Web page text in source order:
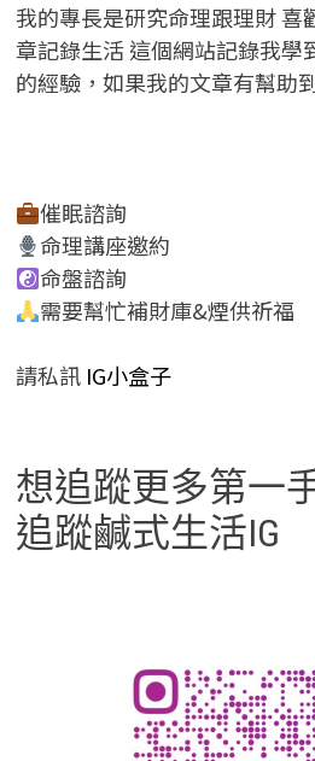
我的專長是研究命理跟理財 喜
章記錄生活 這個網站記錄我學
的經驗，如果我的文章有幫助
催眠諮詢
命理講座邀約
命盤諮詢
需要幫忙補財庫&煙供祈福
請私訊IG小盒子
想追蹤更多第一
追蹤鹹式生活IG